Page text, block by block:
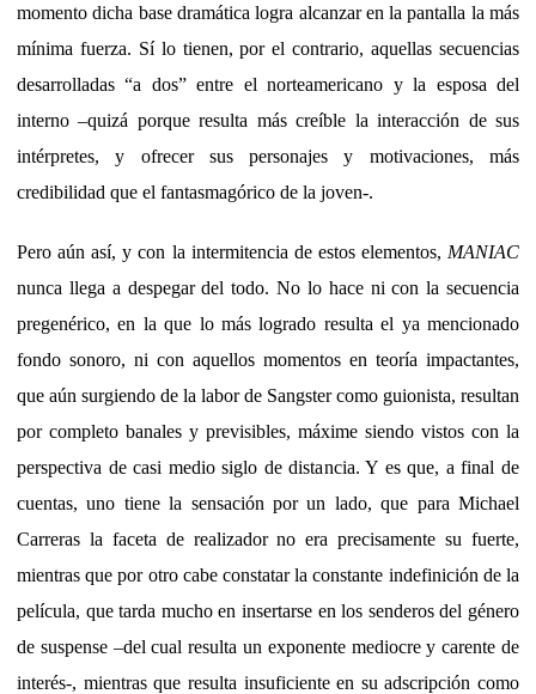
momento dicha base dramática logra alcanzar en la pantalla la más
mínima fuerza. Sí lo tienen, por el contrario, aquellas secuencias
desarrolladas “a dos” entre el norteamericano y la esposa del
interno –quizá porque resulta más creíble la interacción de sus
intérpretes, y ofrecer sus personajes y motivaciones, más
credibilidad que el fantasmagórico de la joven-.
Pero aún así, y con la intermitencia de estos elementos, MANIAC
nunca llega a despegar del todo. No lo hace ni con la secuencia
pregenérico, en la que lo más logrado resulta el ya mencionado
fondo sonoro, ni con aquellos momentos en teoría impactantes,
que aún surgiendo de la labor de Sangster como guionista, resultan
por completo banales y previsibles, máxime siendo vistos con la
perspectiva de casi medio siglo de distancia. Y es que, a final de
cuentas, uno tiene la sensación por un lado, que para Michael
Carreras la faceta de realizador no era precisamente su fuerte,
mientras que por otro cabe constatar la constante indefinición de la
película, que tarda mucho en insertarse en los senderos del género
de suspense –del cual resulta un exponente mediocre y carente de
interés-, mientras que resulta insuficiente en su adscripción como